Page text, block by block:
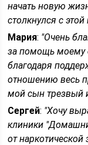
начать новую
столкнулся с
Мария: "Очень
за помощь моему
благодаря
отношению весь
мой сын трезвый
Сергей: "Хочу
клиники
от наркотической